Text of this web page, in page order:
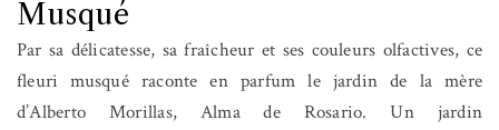
Musqué
Par sa délicatesse, sa fraîcheur et ses couleurs olfactives, ce
fleuri musqué raconte en parfum le jardin de la mère
d’Alberto Morillas, Alma de Rosario. Un jardin